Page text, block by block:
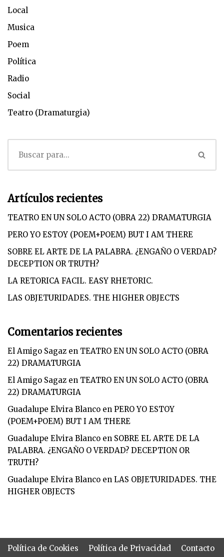
Local
Musica
Poem
Política
Radio
Social
Teatro (Dramaturgia)
Artículos recientes
TEATRO EN UN SOLO ACTO (OBRA 22) DRAMATURGIA
PERO YO ESTOY (POEM+POEM) BUT I AM THERE
SOBRE EL ARTE DE LA PALABRA. ¿ENGAÑO O VERDAD?
DECEPTION OR TRUTH?
LA RETORICA FACIL. EASY RHETORIC.
LAS OBJETURIDADES. THE HIGHER OBJECTS
Comentarios recientes
El Amigo Sagaz en TEATRO EN UN SOLO ACTO (OBRA
22) DRAMATURGIA
El Amigo Sagaz en TEATRO EN UN SOLO ACTO (OBRA
22) DRAMATURGIA
Guadalupe Elvira Blanco en PERO YO ESTOY
(POEM+POEM) BUT I AM THERE
Guadalupe Elvira Blanco en SOBRE EL ARTE DE LA
PALABRA. ¿ENGAÑO O VERDAD? DECEPTION OR
TRUTH?
Guadalupe Elvira Blanco en LAS OBJETURIDADES. THE
HIGHER OBJECTS
Política de Cookies Política de Privacidad Contacto